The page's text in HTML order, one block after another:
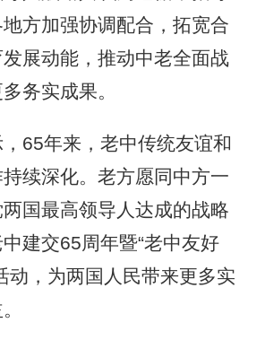
方加强协调配合，拓宽合
展动能，推动中老全面战
务实成果。
年来，老中传统友谊和
续深化。老方愿同中方一
国最高领导人达成的战略
建交65周年暨“老中友好
动，为两国人民带来更多实